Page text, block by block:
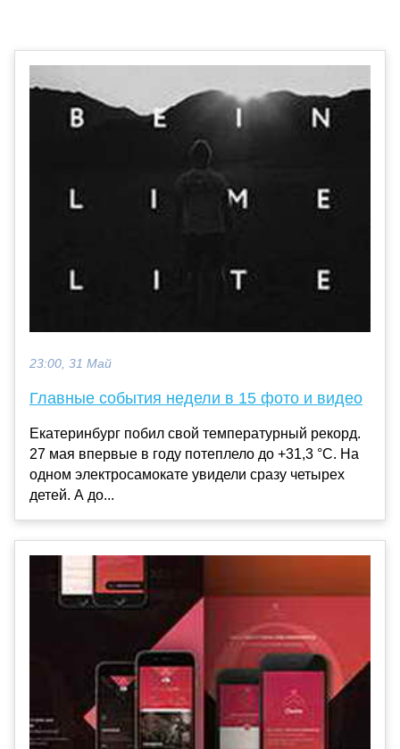
23:00, 31 Май
Главные события недели в 15 фото и видео
Екатеринбург побил свой температурный рекорд.
27 мая впервые в году потеплело до +31,3 °C. На
одном электросамокате увидели сразу четырех
детей. А до...